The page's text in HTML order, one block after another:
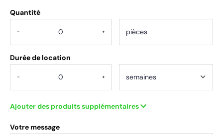
Quantité
- +
Durée de location
- +
Ajouter des produits supplémentaires
Votre message